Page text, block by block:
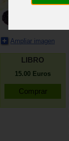
Ampliar imagen
LIBRO
15.00 Euros